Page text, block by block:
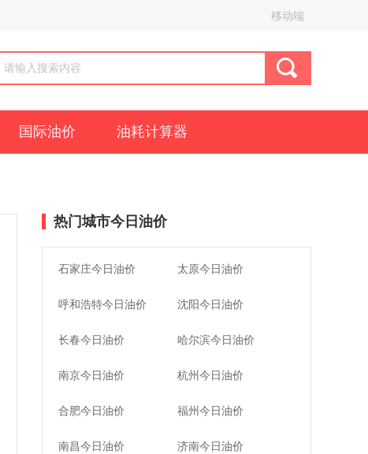
移动端
国际油价 油耗计算器
热门城市今日油价
石家庄今日油价 太原今日油价
呼和浩特今日油价 沈阳今日油价
长春今日油价 哈尔滨今日油价
南京今日油价 杭州今日油价
合肥今日油价 福州今日油价
南昌今日油价 济南今日油价